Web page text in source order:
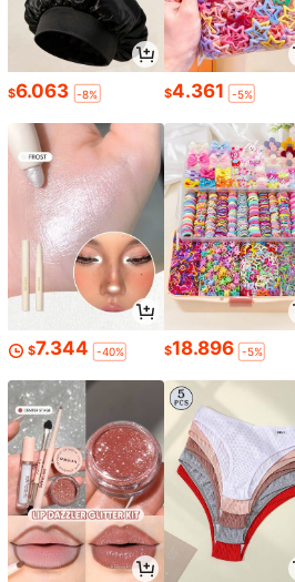
$6.063 -8% $4.361 -5%
$7.344 -40% $18.896 -5%